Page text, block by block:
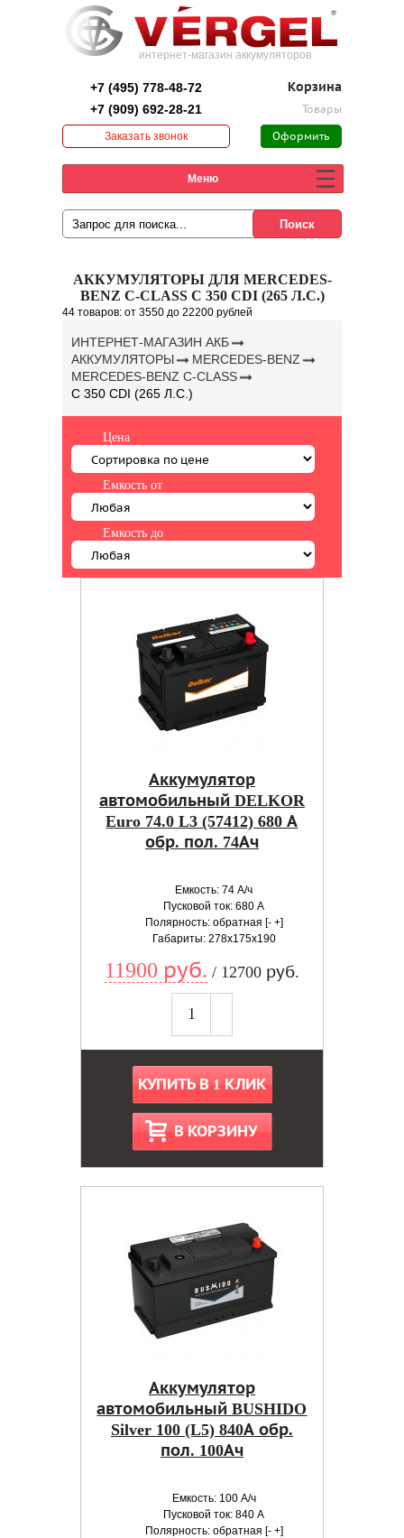
интернет-магазин аккумуляторов
+7 (495) 778-48-72
+7 (909) 692-28-21
Заказать звонок
Корзина
Товары
Оформить
Меню
АККУМУЛЯТОРЫ ДЛЯ MERCEDES-
BENZ C-CLASS C 350 CDI (265 Л.С.)
44 товаров: от 3550 до 22200 рублей
ИНТЕРНЕТ-МАГАЗИН АКБ
АККУМУЛЯТОРЫ
MERCEDES-BENZ
MERCEDES-BENZ C-CLASS
C 350 CDI (265 Л.С.)
Цена
Емкость от
Емкость до
Аккумулятор
автомобильный DELKOR
Euro 74.0 L3 (57412) 680 А
обр. пол. 74Ач
Емкость: 74 А/ч
Пусковой ток: 680 А
Полярность: обратная [- +]
Габариты: 278x175x190
11900 руб. / 12700 руб.
КУПИТЬ В 1 КЛИК
В КОРЗИНУ
Аккумулятор
автомобильный BUSHIDO
Silver 100 (L5) 840А обр.
пол. 100Ач
Емкость: 100 А/ч
Пусковой ток: 840 А
Полярность: обратная [- +]